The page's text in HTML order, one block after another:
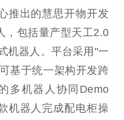
推出的慧思开物开发
，包括量产型天工2.0
机器人。平台采用"一
基于统一架构开发跨
多机器人协同Demo
机器人完成配电柜操